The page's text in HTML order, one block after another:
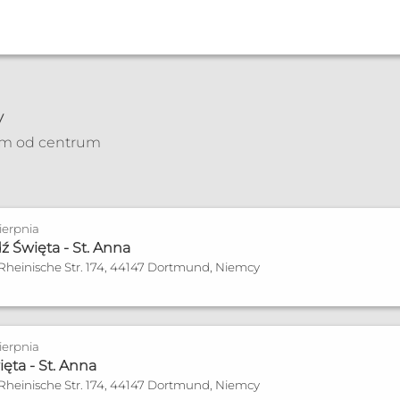
Paderborn
płodności
od centrum
Święta - St. Anna
Str. 174, 44147 Dortmund, Niemcy
- St. Anna
Str. 174, 44147 Dortmund, Niemcy